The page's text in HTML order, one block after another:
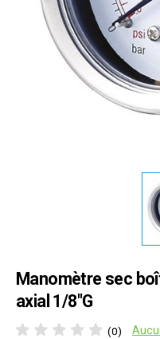
Manomètre sec
axial 1/8"G
(0)